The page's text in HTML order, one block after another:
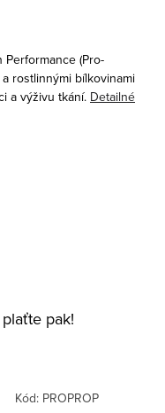
Performance (Pro-
rostlinnými bílkovinami
a výživu tkání. Detailné
pak!
Kód: PROPROP